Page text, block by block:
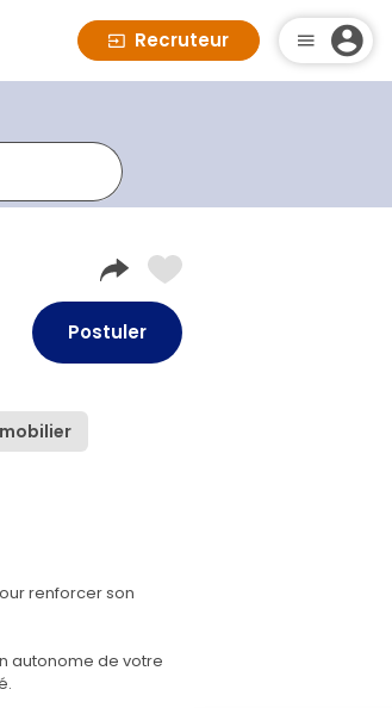
Recruteur
Postuler
renforcer son
autonome de votre